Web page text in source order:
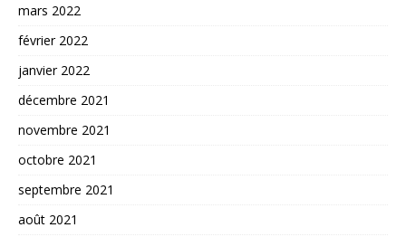
mars 2022
février 2022
janvier 2022
décembre 2021
novembre 2021
octobre 2021
septembre 2021
août 2021